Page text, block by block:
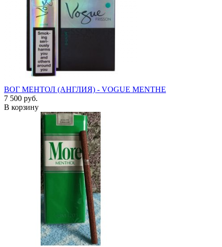
ВОГ МЕНТОЛ (АНГЛИЯ) - VOGUE MENTHE
7 500 руб.
В корзину